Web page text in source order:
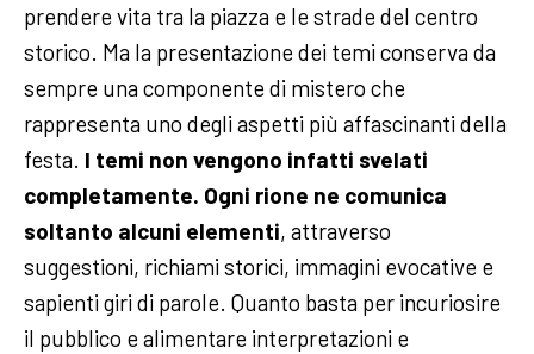
prendere vita tra la piazza e le strade del centro
storico. Ma la presentazione dei temi conserva da
sempre una componente di mistero che
rappresenta uno degli aspetti più affascinanti della
festa. I temi non vengono infatti svelati
completamente. Ogni rione ne comunica
soltanto alcuni elementi, attraverso
suggestioni, richiami storici, immagini evocative e
sapienti giri di parole. Quanto basta per incuriosire
il pubblico e alimentare interpretazioni e